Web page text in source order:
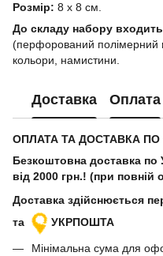
Розмір: 8 х 8 см.
До складу набору
(перфорований полімерний
кольори, намистини.
Доставка Оплата
ОПЛАТА ТА ДОСТАВКА ПО
Безкоштовна доставка по
від 2000 грн.! (при повній
Доставка здійснюється
та
УКРПОШТА
Мінімальна сума для